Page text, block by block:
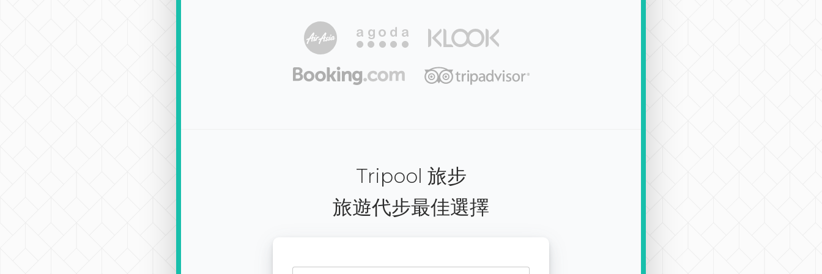
Tripool 旅步
旅遊代步最佳選擇